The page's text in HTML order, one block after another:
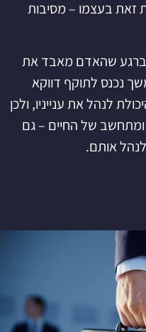
זאת בעצמו – מסיבות
ברגע שהאדם מאבד את
נכנס לתוקף דווקא
לנהל את ענייניו, ולכן
ומתחשב של החיים – גם
אותם.